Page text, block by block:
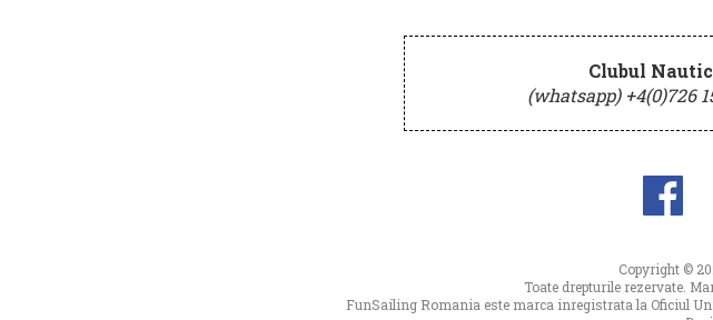
Clubul
(whatsapp) +4(0)726
Copyright ©
Toate drepturile rezervate.
FunSailing Romania este marca inregistrata la Oficiul